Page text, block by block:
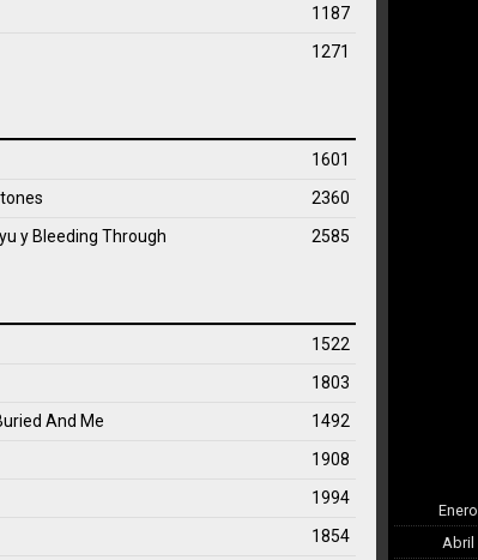
1187
1271
1601
2360
y Bleeding Through
2585
1522
1803
And Me
1492
1908
1994
1854
Enero
Abril